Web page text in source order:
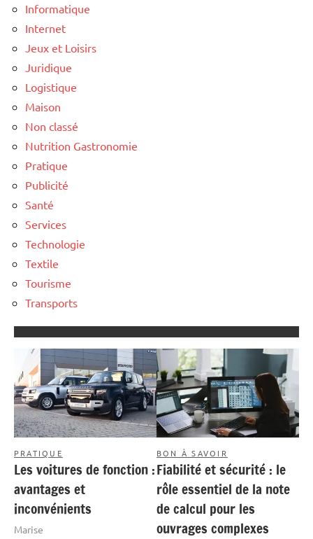
Informatique
Internet
Jeux et Loisirs
Juridique
Logistique
Maison
Non classé
Nutrition Gastronomie
Pratique
Publicité
Santé
Services
Technologie
Textile
Tourisme
Transports
PRATIQUE
Les voitures de fonction :
avantages et
inconvénients
Marise
BON À SAVOIR
Fiabilité et sécurité : le
rôle essentiel de la note
de calcul pour les
ouvrages complexes